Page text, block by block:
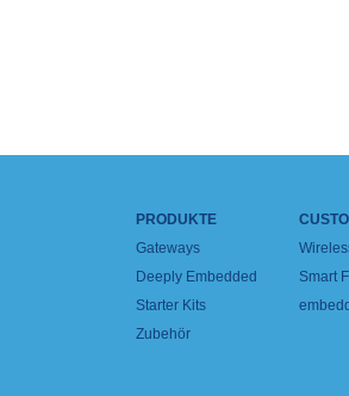
PRODUKTE
Gateways
Deeply Embedded
Starter Kits
Zubehör
Smart